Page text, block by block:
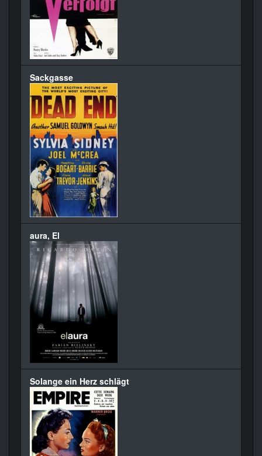
Sackgasse
aura, El
Solange ein Herz schlägt